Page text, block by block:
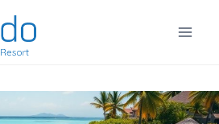
Beach Resort